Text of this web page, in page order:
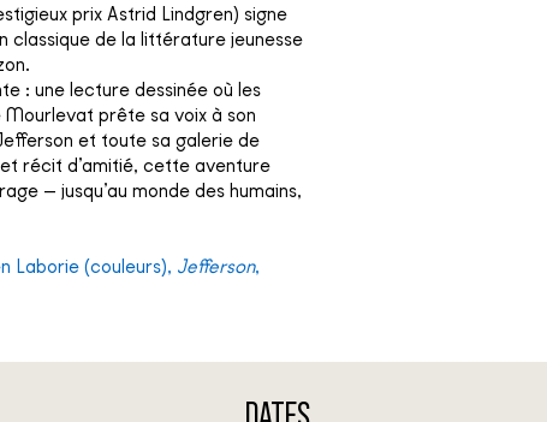
prix Astrid Lindgren) signe
classique de la littérature jeunesse
: une lecture dessinée où les
Mourlevat prête sa voix à son
et toute sa galerie de
récit d’amitié, cette aventure
— jusqu’au monde des humains,
Laborie (couleurs), Jefferson,